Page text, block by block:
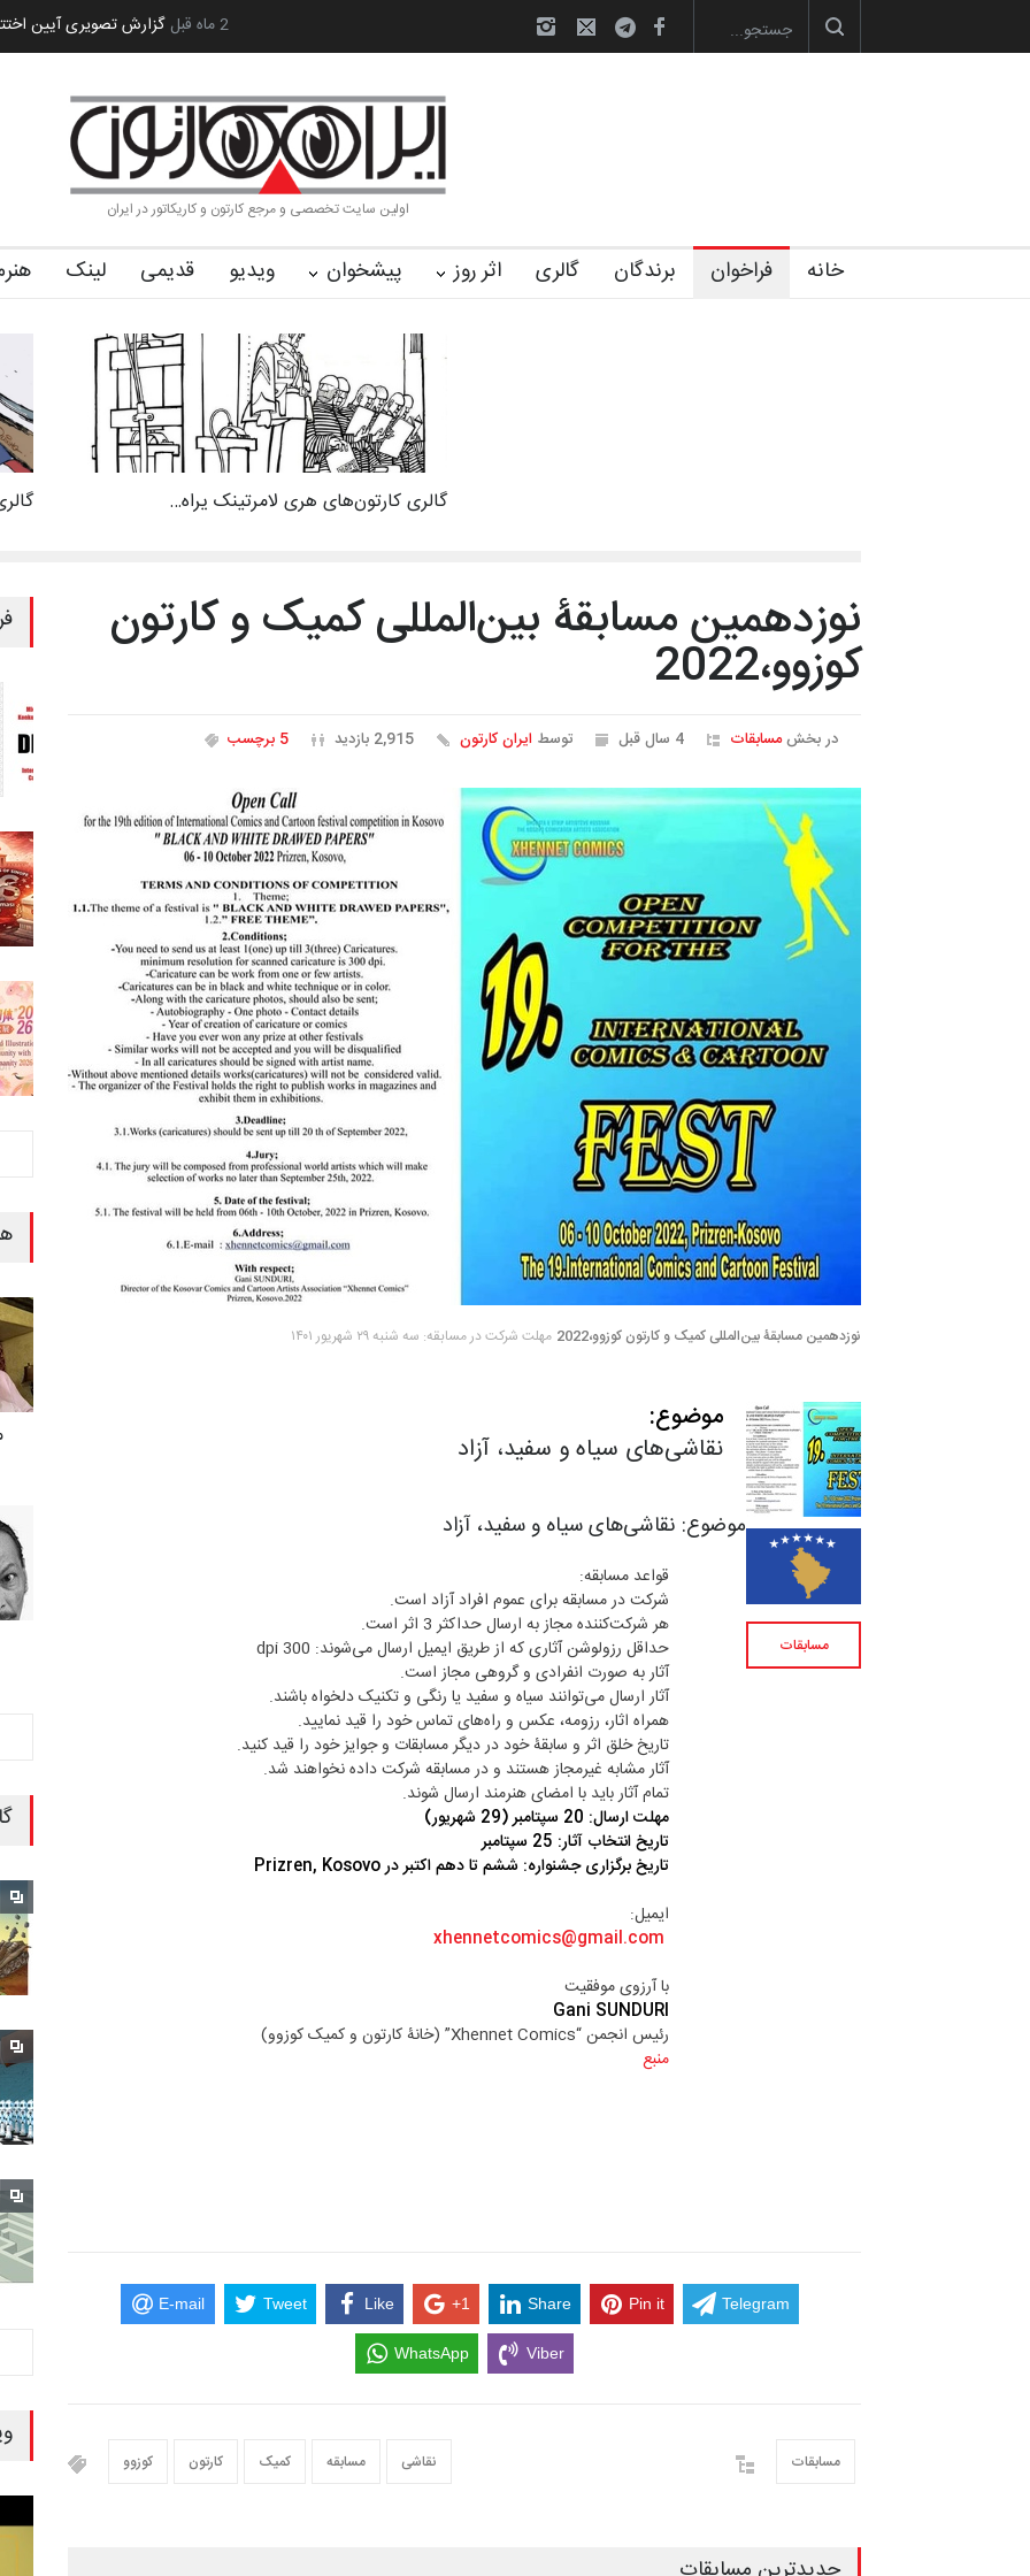
گزارش تصویری آیین رویداد کارگاهی کارتون و پوستر «ایران سربلند»… 2 ماه قبل
اولین سایت تخصصی و مرجع کارتون و کاریکاتور در ایران
خانه فراخوان برندگان گالری اثر روز پیشخوان ویدیو قدیمی لینک
گالری کارتون‌های هری لامرتینک یراه…
نوزدهمین مسابقۀ بین‌المللی کمیک و کارتون
کوزوو،2022
در بخشمسابقات 4 سال قبل توسط ایران کارتون 2,915 بازدید 5 برچسب
نوزدهمین مسابقۀ بین‌المللی کمیک و کارتون کوزوو،2022 مهلت شرکت در مسابقه: سه شنبه ۲۹ شهریور ۱۴۰۱
موضوع:
نقاشی‌های سیاه و سفید، آزاد
موضوع: نقاشی‌های سیاه و سفید، آزاد
قواعد مسابقه:
شرکت در مسابقه برای عموم افراد آزاد است.
هر شرکت‌کننده مجاز به ارسال حداکثر 3 اثر است.
حداقل رزولوشن آثاری که از طریق ایمیل ارسال می‌شوند: 300 dpi
آثار به صورت انفرادی و گروهی مجاز است.
آثار ارسال می‌توانند سیاه و سفید یا رنگی و تکنیک دلخواه باشند.
همراه اثار، رزومه، عکس و راه‌های تماس خود را قید نمایید.
تاریخ خلق اثر و سابقۀ خود در دیگر مسابقات و جوایز خود را قید کنید.
آثار مشابه غیرمجاز هستند و در مسابقه شرکت داده نخواهند شد.
تمام آثار باید با امضای هنرمند ارسال شوند.
مهلت ارسال: 20 سپتامبر (29 شهریور)
تاریخ انتخاب آثار: 25 سپتامبر
تاریخ برگزاری جشنواره: ششم تا دهم اکتبر در Prizren, Kosovo
ایمیل:
xhennetcomics@gmail.com
با آرزوی موفقیت
Gani SUNDURI
رئیس انجمن “Xhennet Comics” (خانۀ کارتون و کمیک کوزوو)
منبع
مسابقات
E-mail Tweet Like +1 Share Pin it Telegram
WhatsApp Viber
کوزوو کارتون کمیک مسابقه نقاشی مسابقات